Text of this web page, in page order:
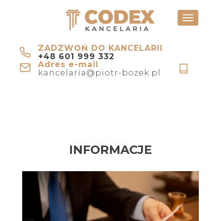
ZADZWOŃ DO KANCELARII
+48 601 999 332
Adres e-mail
kancelaria@piotr-bozek.pl
Toggle
INFORMACJE